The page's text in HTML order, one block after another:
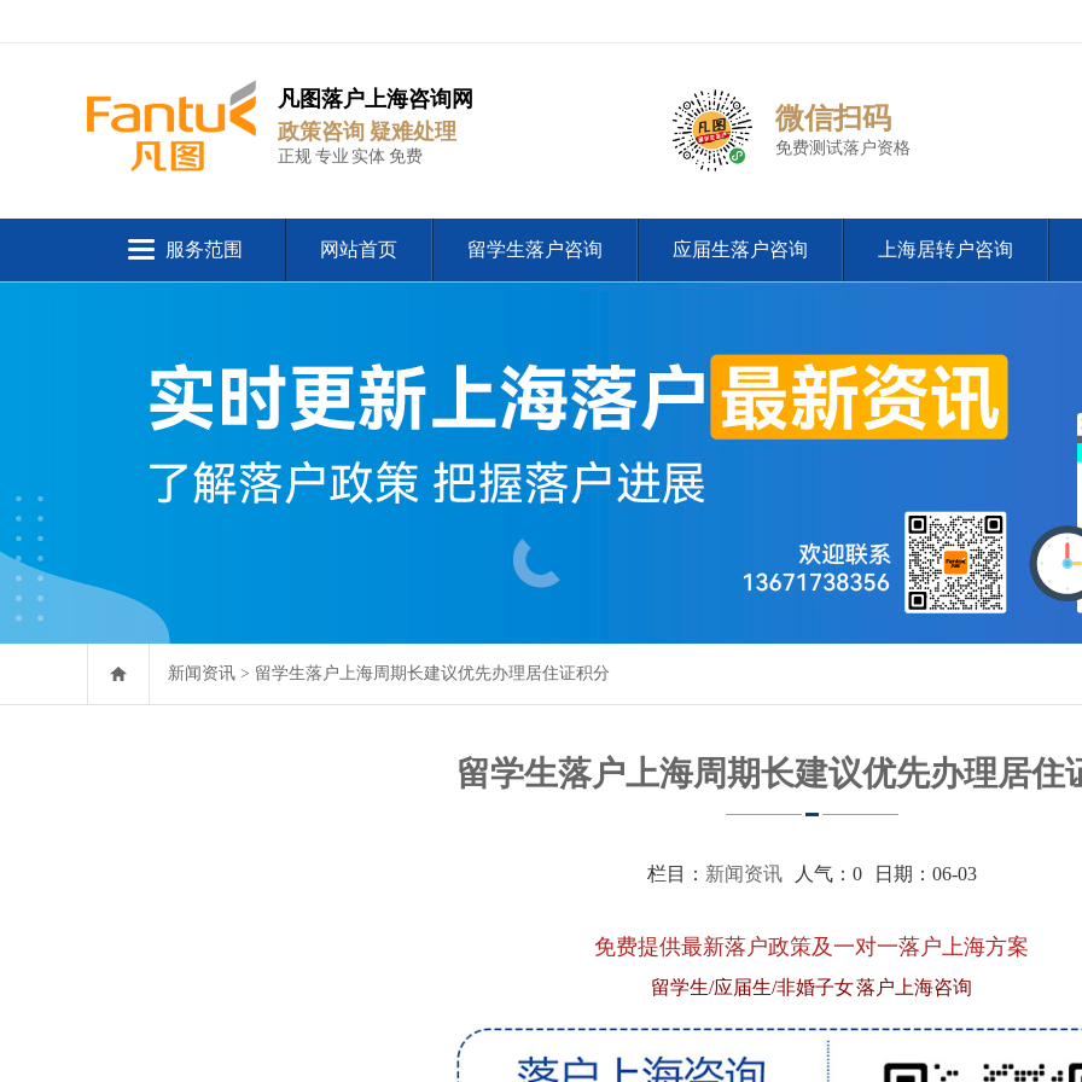
凡图落户上海咨询网
政策咨询 疑难处理
正规 专业 实体 免费
微信扫码
免费测试落户资格
服务范围 网站首页 留学生落户咨询 应届生落户咨询 上海居转户咨询
新闻资讯 > 留学生落户上海周期长建议优先办理居住证积分
留学生落户上海周期长建议优先办理居住
栏目： 新闻资讯人气： 0日期：06-03
免费提供最新落户政策及一对一落户上海方案
留学生/应届生/非婚子女 落户上海咨询